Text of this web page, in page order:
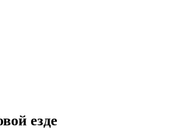
езде